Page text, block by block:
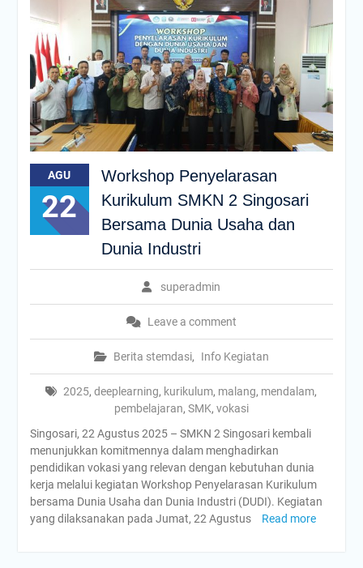
AGU
22
Workshop Penyelarasan
Kurikulum SMKN 2 Singosari
Bersama Dunia Usaha dan
Dunia Industri
superadmin
Leave a comment
Berita stemdasi, Info Kegiatan
2025,deeplearning, kurikulum, malang, mendalam,
pembelajaran, SMK, vokasi
Singosari, 22 Agustus 2025 – SMKN 2 Singosari kembali
menunjukkan komitmennya dalam menghadirkan
pendidikan vokasi yang relevan dengan kebutuhan dunia
kerja melalui kegiatan Workshop Penyelarasan Kurikulum
bersama Dunia Usaha dan Dunia Industri (DUDI). Kegiatan
yang dilaksanakan pada Jumat, 22 Agustus
Read more